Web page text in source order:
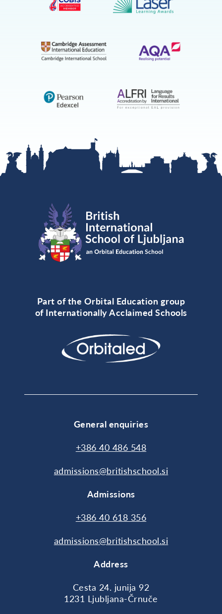
Part of the Orbital Education group
of Internationally Acclaimed Schools
General enquiries
+386 40 486 548
admissions@britishschool.si
Admissions
+386 40 618 356
admissions@britishschool.si
Address
Cesta 24. junija 92
1231 Ljubljana-Črnuče